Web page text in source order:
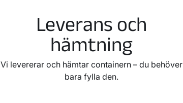
Leverans och
hämtning
Vi levererar och hämtar containern – du behöver
bara fylla den.